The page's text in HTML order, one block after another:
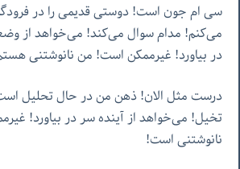
سی ام جون است! دوستی قدیمی را در
می‌کنم! مدام سوال می‌کند! می‌خواهد از
در بیاورد! غیرممکن است! من نانوشتنی
درست مثل الان! ذهن من در حال تحلیل
تخیل! می‌خواهد از آینده سر در بیاورد!
نانوشتنی است!